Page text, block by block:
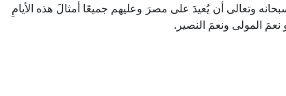
وتعالى أن يُعيدَ على مصرَ وعليهم جميعًا أمثالَ هذه الأيامِ
نعمَ المولى ونعمَ النصير.